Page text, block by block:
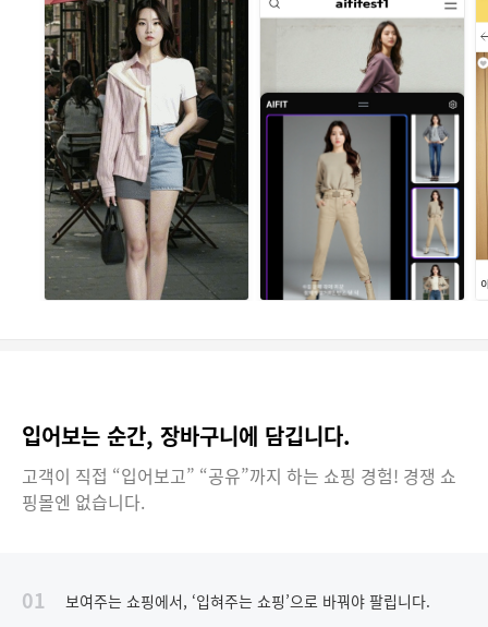
입어보는 순간, 장바구니에 담깁니다.
고객이 직접 “입어보고” “공유”까지 하는 쇼핑 경험! 경쟁 쇼
핑몰엔 없습니다.
01 보여주는 쇼핑에서, ‘입혀주는 쇼핑’으로 바꿔야 팔립니다.